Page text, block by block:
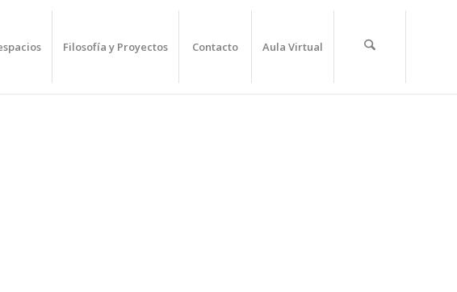
Filosofía y Proyectos Contacto Aula Virtual